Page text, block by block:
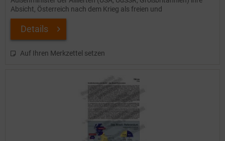
Absicht, Österreich nach dem Krieg als freien und
unabhängigen...
Details
Auf Ihren Merkzettel setzen